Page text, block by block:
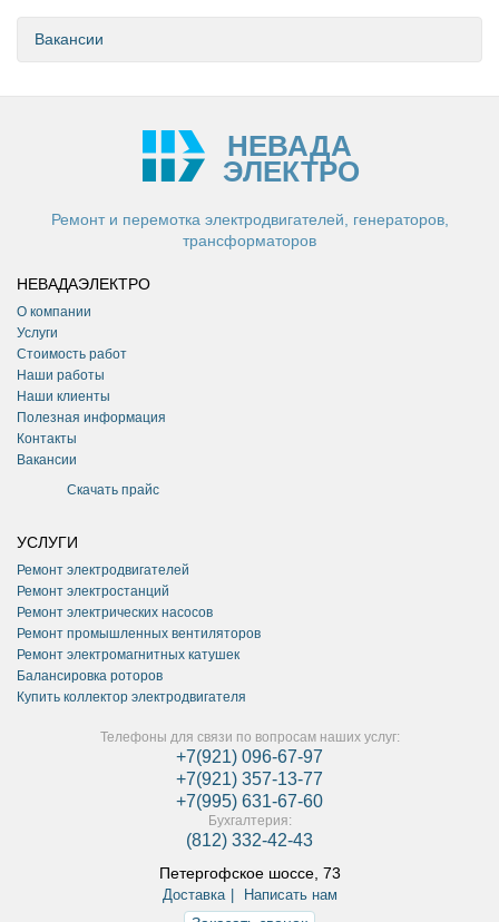
Вакансии
НЕВАДА
ЭЛЕКТРО
Ремонт и перемотка электродвигателей, генераторов,
трансформаторов
НЕВАДАЭЛЕКТРО
О компании
Услуги
Стоимость работ
Наши работы
Наши клиенты
Полезная информация
Контакты
Вакансии
Скачать прайс
УСЛУГИ
Ремонт электродвигателей
Ремонт электростанций
Ремонт электрических насосов
Ремонт промышленных вентиляторов
Ремонт электромагнитных катушек
Балансировка роторов
Купить коллектор электродвигателя
Телефоны для связи по вопросам наших услуг:
+7(921) 096-67-97
+7(921) 357-13-77
+7(995) 631-67-60
Бухгалтерия:
(812) 332-42-43
Петергофское шоссе, 73
Доставка Написать нам